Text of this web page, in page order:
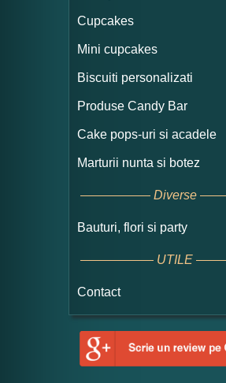
Cupcakes
Mini cupcakes
Biscuiti personalizati
Produse Candy Bar
Cake pops-uri si acadele
Marturii nunta si botez
Diverse
Bauturi, flori si party
UTILE
Contact